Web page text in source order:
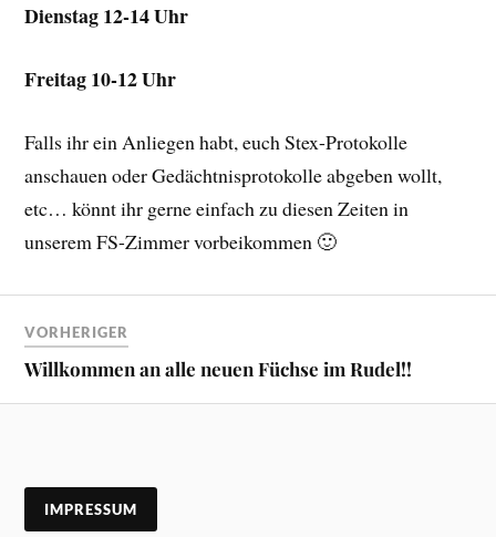
Dienstag 12-14 Uhr
Freitag 10-12 Uhr
Falls ihr ein Anliegen habt, euch Stex-Protokolle
anschauen oder Gedächtnisprotokolle abgeben wollt,
etc… könnt ihr gerne einfach zu diesen Zeiten in
unserem FS-Zimmer vorbeikommen 🙂
VORHERIGER
Willkommen an alle neuen Füchse im Rudel!!
IMPRESSUM